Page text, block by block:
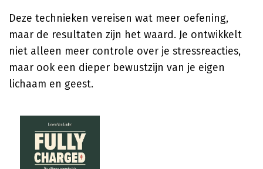
Deze technieken vereisen wat meer oefening,
maar de resultaten zijn het waard. Je ontwikkelt
niet alleen meer controle over je stressreacties,
maar ook een dieper bewustzijn van je eigen
lichaam en geest.